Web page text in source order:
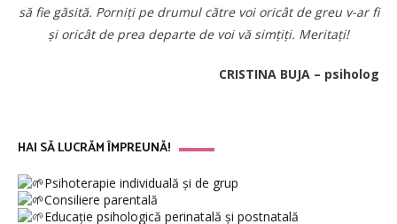
să fie găsită. Porniți pe drumul către voi oricât de greu v-ar fi
și oricât de prea departe de voi vă simțiți. Meritați!
CRISTINA BUJA – psiholog
HAI SĂ LUCRĂM ÎMPREUNĂ!
Psihoterapie individuală și de grup
Consiliere parentală
Educație psihologică perinatală și postnatală